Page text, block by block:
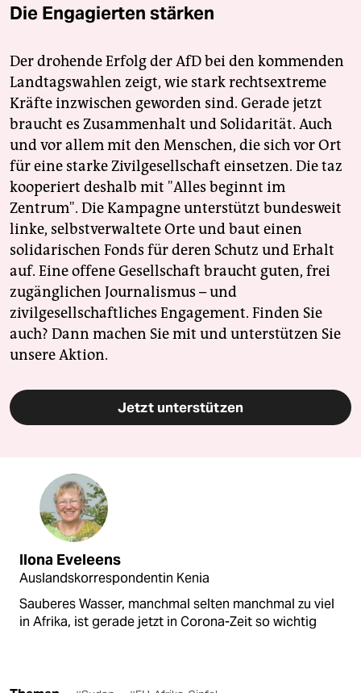
Die Engagierten stärken
Der drohende Erfolg der AfD bei den kommenden
Landtagswahlen zeigt, wie stark rechtsextreme
Kräfte inzwischen geworden sind. Gerade jetzt
braucht es Zusammenhalt und Solidarität. Auch
und vor allem mit den Menschen, die sich vor Ort
für eine starke Zivilgesellschaft einsetzen. Die taz
kooperiert deshalb mit "Alles beginnt im
Zentrum". Die Kampagne unterstützt bundesweit
linke, selbstverwaltete Orte und baut einen
solidarischen Fonds für deren Schutz und Erhalt
auf. Eine offene Gesellschaft braucht guten, frei
zugänglichen Journalismus – und
zivilgesellschaftliches Engagement. Finden Sie
auch? Dann machen Sie mit und unterstützen Sie
unsere Aktion.
Jetzt unterstützen
Ilona Eveleens
Auslandskorrespondentin Kenia
Sauberes Wasser, manchmal selten manchmal zu viel
in Afrika, ist gerade jetzt in Corona-Zeit so wichtig